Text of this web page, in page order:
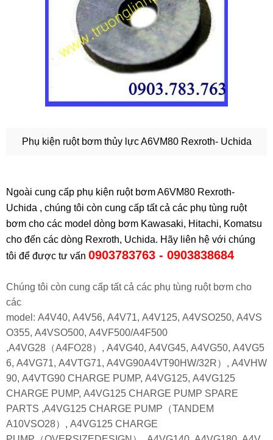
Phụ kiện ruột bơm thủy lực A6VM80 Rexroth- Uchida
Ngoài cung cấp phụ kiện ruột bơm A6VM80 Rexroth-
Uchida , chúng tôi còn cung cấp tất cả các phụ tùng ruột
bơm cho các model dòng bơm Kawasaki, Hitachi, Komatsu
cho đến các dòng Rexroth, Uchida. Hãy liên hệ với chúng
tôi để được tư vấn 0903783763 - 0903838684
Chúng tôi còn cung cấp tất cả các phụ tùng ruột bơm cho
các
model: A4V40, A4V56, A4V71, A4V125, A4VSO250, A4VS
O355, A4VSO500, A4VF500/A4F500
,A4VG28（A4FO28）, A4VG40, A4VG45, A4VG50, A4VG5
6, A4VG71, A4VTG71, A4VG90A4VT90HW/32R） , A4VHW
90, A4VTG90 CHARGE PUMP, A4VG125, A4VG125
CHARGE PUMP, A4VG125 CHARGE PUMP SPARE
PARTS ,A4VG125 CHARGE PUMP（TANDEM
A10VSO28）, A4VG125 CHARGE